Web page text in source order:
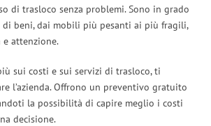
di trasloco senza problemi. Sono in grado
beni, dai mobili più pesanti ai più fragili,
e attenzione.
sui costi e sui servizi di trasloco, ti
l’azienda. Offrono un preventivo gratuito
la possibilità di capire meglio i costi
decisione.